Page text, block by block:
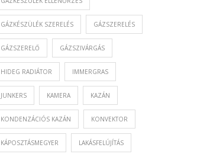
GÁZKÉSZÜLÉK SZERELÉS GÁZSZERELÉS
GÁZSZERELŐ GÁZSZIVÁRGÁS
HIDEG RADIÁTOR IMMERGRAS
JUNKERS KAMERA KAZÁN
KONDENZÁCIÓS KAZÁN KONVEKTOR
KÁPOSZTÁSMEGYER LAKÁSFELÚJÍTÁS